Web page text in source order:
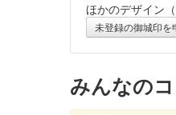
厩橋城 御
厩橋城（前
ほかのデザイン
未登録の御城印を
みんなの